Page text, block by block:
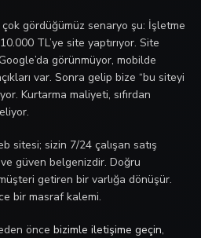
çok gördüğümüz senaryo şu: İşletme
TL’ye site yaptırıyor. Site
görünmüyor, mobilde
var. Sonra gelip bize “bu siteyi
Kurtarma maliyeti, sıfırdan
sitesi; sizin 7/24 çalışan satış
güven belgenizdir. Doğru
getiren bir varlığa dönüşür.
bir masraf kalemi.
önce bizimle iletişime geçin,